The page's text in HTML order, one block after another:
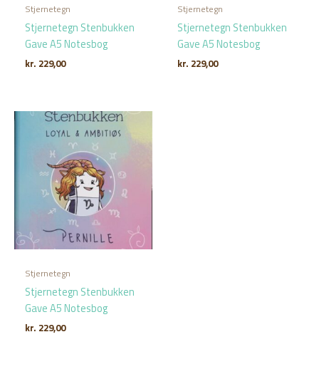
Stjernetegn
Stjernetegn Stenbukken
Gave A5 Notesbog
kr. 229,00
Stjernetegn
Stjernetegn Stenbukken
Gave A5 Notesbog
kr. 229,00
Stjernetegn
Stjernetegn Stenbukken
Gave A5 Notesbog
kr. 229,00